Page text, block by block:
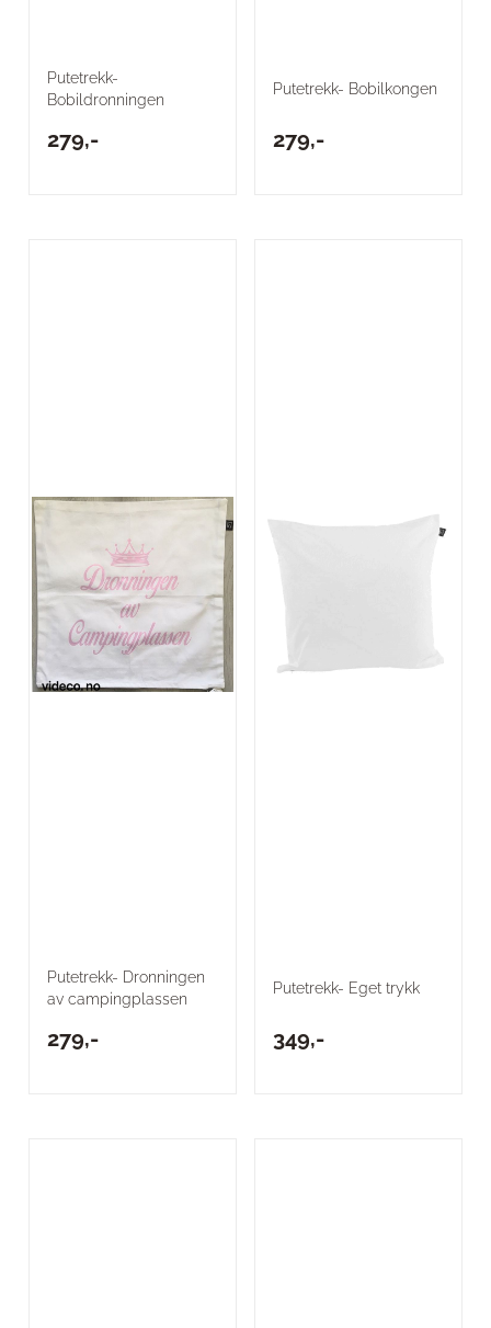
Putetrekk-
Bobildronningen
279,-
Putetrekk- Bobilkongen
279,-
Putetrekk- Dronningen
av campingplassen
279,-
Putetrekk- Eget trykk
349,-